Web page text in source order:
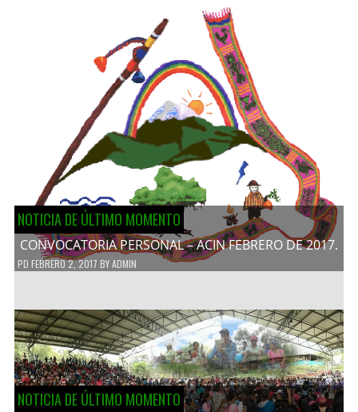
NOTICIA DE ÚLTIMO MOMENTO
CONVOCATORIA PERSONAL – ACIN FEBRERO DE 2017.
PD FEBRERO 2, 2017 BYADMIN
NOTICIA DE ÚLTIMO MOMENTO